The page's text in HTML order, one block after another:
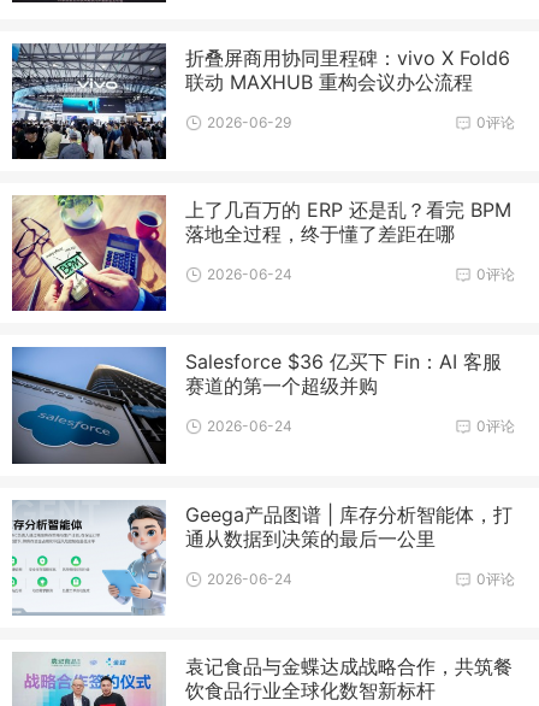
折叠屏商用协同里程碑：vivo X Fold6
联动 MAXHUB 重构会议办公流程
0评论
2026-06-29
上了几百万的 ERP 还是乱？看完 BPM
落地全过程，终于懂了差距在哪
0评论
2026-06-24
Salesforce $36 亿买下 Fin：AI 客服
赛道的第一个超级并购
0评论
2026-06-24
Geega产品图谱 | 库存分析智能体，打
通从数据到决策的最后一公里
0评论
2026-06-24
袁记食品与金蝶达成战略合作，共筑餐
饮食品行业全球化数智新标杆